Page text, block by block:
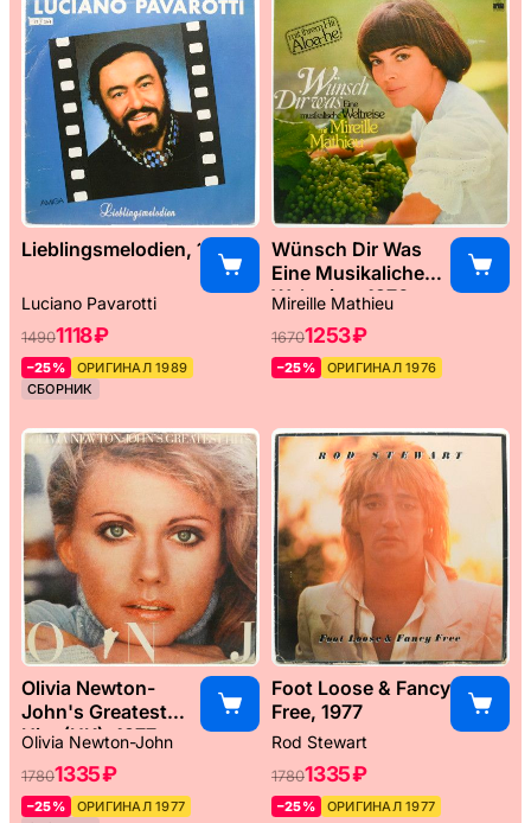
Lieblingsmelodien, 1989
Luciano Pavarotti
14901118 ₽
–25%
ОРИГИНАЛ 1989
СБОРНИК
Wünsch Dir Was
Eine Musikaliche
Weltreise, 1976
Mireille Mathieu
16701253 ₽
–25% ОРИГИНАЛ 1976
Olivia Newton-
John's Greatest
Hits (UK), 1977
Olivia Newton-John
17801335 ₽
–25%
ОРИГИНАЛ 1977
Foot Loose & Fancy
Free, 1977
Rod Stewart
17801335 ₽
–25% ОРИГИНАЛ 1977